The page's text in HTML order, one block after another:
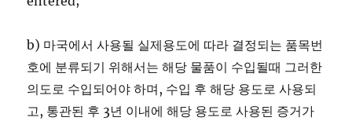
b) 마국에서 사용될 실제용도에 따라 결정되는 품목번
호에 분류되기 위해서는 해당 물품이 수입될때 그러한
의도로 수입되어야 하며, 수입 후 해당 용도로 사용되
고, 통관된 후 3년 이내에 해당 용도로 사용된 증거가